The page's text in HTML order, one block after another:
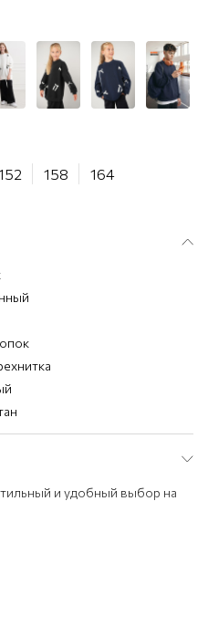
158 164
и удобный выбор на
сохраняет тепло в